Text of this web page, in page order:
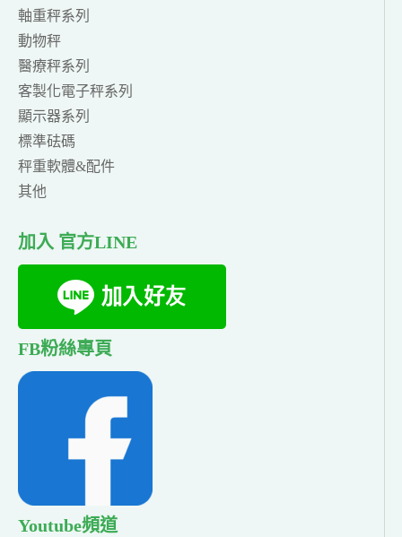
軸重秤系列
動物秤
醫療秤系列
客製化電子秤系列
顯示器系列
標準砝碼
秤重軟體&配件
其他
加入 官方LINE
FB粉絲專頁
Youtube頻道